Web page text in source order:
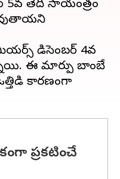
5వ తేదీ సాయంత్రం
డిసెంబర్ 4వ
ఈ మార్పు బాంబే
కారణంగా
ప్రకటించే